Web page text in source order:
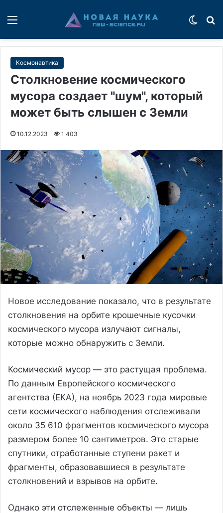
Космонавтика
Столкновение космического
мусора создает "шум", который
может быть слышен с Земли
10.12.2023 1 403
Новое исследование показало, что в результате
столкновения на орбите крошечные кусочки
космического мусора излучают сигналы,
которые можно обнаружить с Земли.
Космический мусор — это растущая проблема.
По данным Европейского космического
агентства (ЕКА), на ноябрь 2023 года мировые
сети космического наблюдения отслеживали
около 35 610 фрагментов космического мусора
размером более 10 сантиметров. Это старые
спутники, отработанные ступени ракет и
фрагменты, образовавшиеся в результате
столкновений и взрывов на орбите.
Однако эти отслеженные объекты — лишь